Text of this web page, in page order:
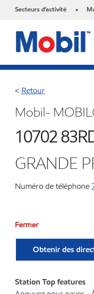
Secteurs d’activité •
< Retour
Mobil-
10702
GRANDE
Numéro de téléphone
Fermer
Obtenir des
Station Top features